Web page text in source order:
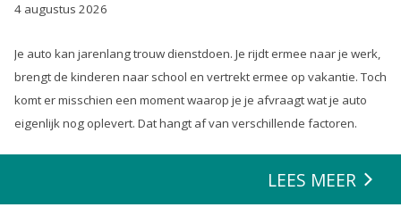
4 augustus 2026
Je auto kan jarenlang trouw dienstdoen. Je rijdt ermee naar je werk,
brengt de kinderen naar school en vertrekt ermee op vakantie. Toch
komt er misschien een moment waarop je je afvraagt wat je auto
eigenlijk nog oplevert. Dat hangt af van verschillende factoren.
LEES MEER